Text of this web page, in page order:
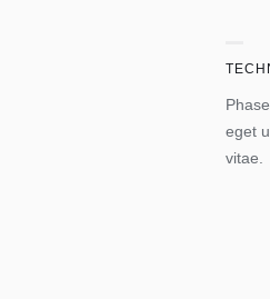
eget
vitae.